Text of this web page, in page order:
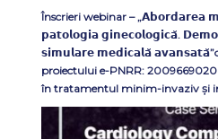
Înscrieri webinar – „𝗔𝗯𝗼𝗿𝗱𝗮𝗿𝗲𝗮
𝗽𝗮𝘁𝗼𝗹𝗼𝗴𝗶𝗮 𝗴𝗶𝗻𝗲𝗰𝗼𝗹𝗼𝗴𝗶𝗰𝗮̆.
𝘀𝗶𝗺𝘂𝗹𝗮𝗿𝗲 𝗺𝗲𝗱𝗶𝗰𝗮𝗹𝗮̆
proiectului e-PNRR:
în tratamentul minim-invaziv și